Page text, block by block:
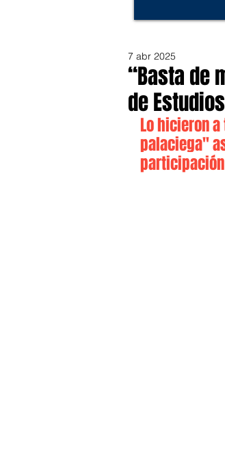
“Basta de
de
7 abr 2025
Lo hicieron
palaciega"